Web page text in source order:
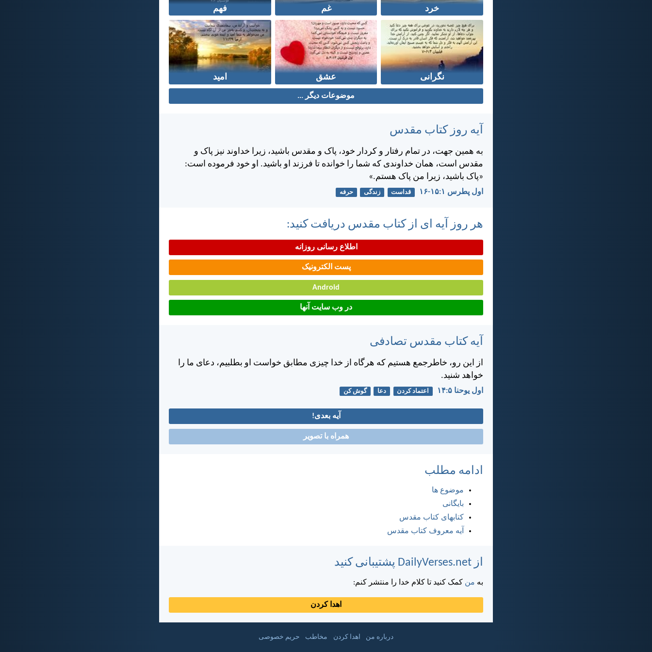
خرد غم فهم
نگرانی عشق امید
موضوعات دیگر ...
آیه روز کتاب مقدس
به همين جهت، در تمام رفتار و كردار خود، پاک و مقدس باشيد، زيرا خداوند نيز پاک و
مقدس است، همان خداوندی كه شما را خوانده تا فرزند او باشيد. او خود فرموده است:
«پاک باشيد، زيرا من پاک هستم.»
اول پطرس ۱:‏۱۵-‏۱۶ قداست زندگی حرفه
هر روز آیه ای از کتاب مقدس دریافت کنید:
اطلاع رسانی روزانه
پست الکترونیک
Android
در وب سایت آنها
آیه کتاب مقدس تصادفی
از این رو، خاطرجمع هستيم كه هرگاه از خدا چيزی مطابق خواست او بطلبيم، دعای ما را
خواهد شنيد.
اول يوحنا ۵:‏۱۴ اعتماد کردن دعا گوش کن
آیه بعدی!
همراه با تصویر
ادامه مطلب
موضوع ها
بایگانی
کتابهای کتاب مقدس
آیه معروف کتاب مقدس
از DailyVerses.net پشتیبانی کنید
به من کمک کنید تا کلام خدا را منتشر کنم:
اهدا کردن
درباره من اهدا کردن مخاطب حریم خصوصی